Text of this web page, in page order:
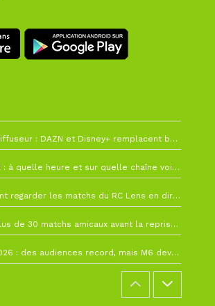
La Liga change de diffuseur : DAZN et Disney+ remplacent beIN Sports !
RC Lens – Villarreal : à quelle heure et sur quelle chaîne voir la finale de la Como Cup ?
Como Cup : comment regarder les matchs du RC Lens en direct ?
Ligue 1+ diffusera plus de 30 matchs amicaux avant la reprise de la Ligue 1
Coupe du monde 2026 : des audiences record, mais M6 devrait perdre très gros !